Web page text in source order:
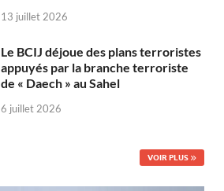
13 juillet 2026
Le BCIJ déjoue des plans terroristes
appuyés par la branche terroriste
de « Daech » au Sahel
6 juillet 2026
VOIR PLUS